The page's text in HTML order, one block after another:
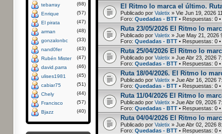
tebarray
(68)
Enrique
(57)
El pirata
(47)
arman
(48)
gonzalonbc
(33)
nand0fer
(43)
Rubén Mister
(47)
david.parra
(46)
ulises1981
(45)
cabiar75
(51)
Chely
(44)
Francisco
(57)
Bjazz
(40)
El Ritmo lo marca el último.
Publicado por Valetix » Vie Jun 19, 2026
Foro: Quedadas - BTT• Respuestas: 0•
Ruta 23/05/2026 El Ritmo lo
Publicado por Valetix » Jue May 21, 2026
Foro: Quedadas - BTT• Respuestas: 0•
Ruta 25/04/2026 El Ritmo lo
Publicado por Valetix » Jue Abr 23, 2026
Foro: Quedadas - BTT• Respuestas: 0•
Ruta 18/04/2026. El Ritmo lo
Publicado por Valetix » Jue Abr 16, 2026
Foro: Quedadas - BTT• Respuestas: 0•
Ruta 11/04/2026 El Ritmo lo
Publicado por Valetix » Jue Abr 09, 2026
Foro: Quedadas - BTT• Respuestas: 0•
Ruta 04/04/2026 El Ritmo lo
Publicado por Valetix » Jue Abr 02, 2026
Foro: Quedadas - BTT• Respuestas: 0•